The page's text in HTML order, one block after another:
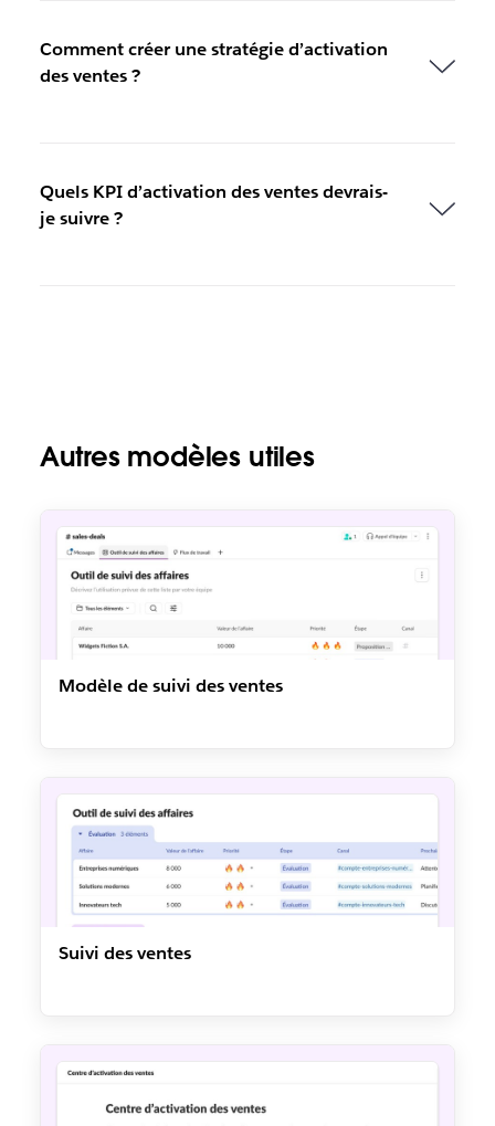
Comment créer une stratégie d’activation
des ventes ?
Quels KPI d’activation des ventes devrais-
je suivre ?
Autres modèles utiles
Modèle de suivi des ventes
Suivi des ventes